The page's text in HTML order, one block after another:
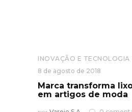
INOVAÇÃO E TECNOLOGIA
8 de agosto de 2018
Marca transforma
em artigos de moda